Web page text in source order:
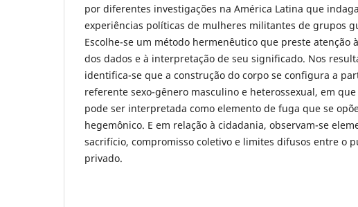
por diferentes investigações na América Latina que
experiências políticas de mulheres militantes de grupos
Escolhe-se um método hermenêutico que preste atenção
dos dados e à interpretação de seu significado. Nos
identifica-se que a construção do corpo se configura a
referente sexo-gênero masculino e heterossexual, em
pode ser interpretada como elemento de fuga que se
hegemônico. E em relação à cidadania, observam-se
sacrifício, compromisso coletivo e limites difusos entre o
privado.